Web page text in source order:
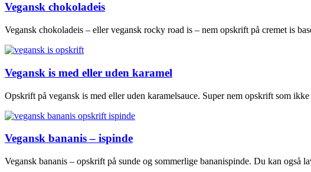
Vegansk chokoladeis
Vegansk chokoladeis – eller vegansk rocky road is – nem opskrift på cremet is
Vegansk is med eller uden karamel
Opskrift på vegansk is med eller uden karamelsauce. Super nem opskrift som
Vegansk bananis – ispinde
Vegansk bananis – opskrift på sunde og sommerlige bananispinde. Du kan også